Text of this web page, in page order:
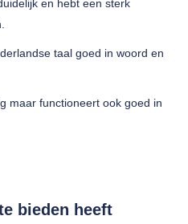
en hebt een sterk
taal goed in woord en
maar functioneert ook goed in
bieden heeft